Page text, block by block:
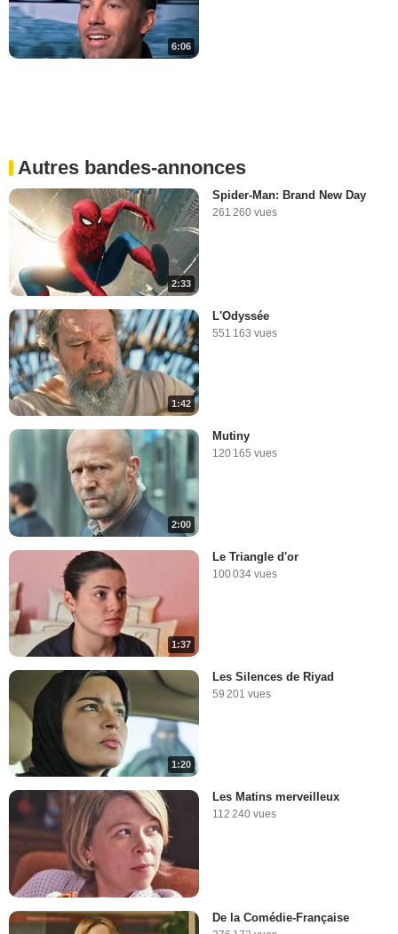
6:06
Autres bandes-annonces
2:33
Spider-Man: Brand New Day
261 260 vues
1:42
L'Odyssée
551 163 vues
2:00
Mutiny
120 165 vues
1:37
Le Triangle d'or
100 034 vues
1:20
Les Silences de Riyad
59 201 vues
Les Matins merveilleux
112 240 vues
De la Comédie-Française